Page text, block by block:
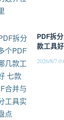
PDF拆
款工具
2026/8/7